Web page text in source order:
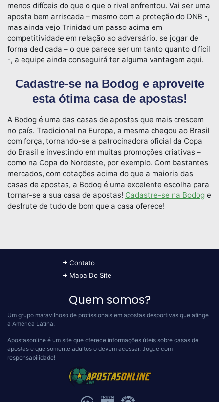
menos difíceis do que o que o rival enfrentou. Vai ser uma
aposta bem arriscada – mesmo com a proteção do DNB -,
mas ainda vejo Trinidad um passo acima em
competitividade em relação ao adversário. se jogar de
forma dedicada – o que parece ser um tanto quanto difícil
-, a equipe ainda conseguirá ter alguma vantagem aqui.
Cadastre-se na Bodog e aproveite
esta ótima casa de apostas!
A Bodog é uma das casas de apostas que mais crescem
no país. Tradicional na Europa, a mesma chegou ao Brasil
com força, tornando-se a patrocinadora oficial da Copa
do Brasil e investindo em muitas promoções criativas –
como na Copa do Nordeste, por exemplo. Com bastantes
mercados, com cotações acima do que a maioria das
casas de apostas, a Bodog é uma excelente escolha para
tornar-se a sua casa de apostas! Cadastre-se na Bodog e
desfrute de tudo de bom que a casa oferece!
Contato
Mapa Do Site
Quem somos?
Um grupo maravilhoso de profissionais em apostas desportivas que atinge
a América Latina:
Apostasonline é um site que oferece informações úteis sobre casas de
apostas e que somente adultos o devem acessar. Jogue com
responsabilidade!